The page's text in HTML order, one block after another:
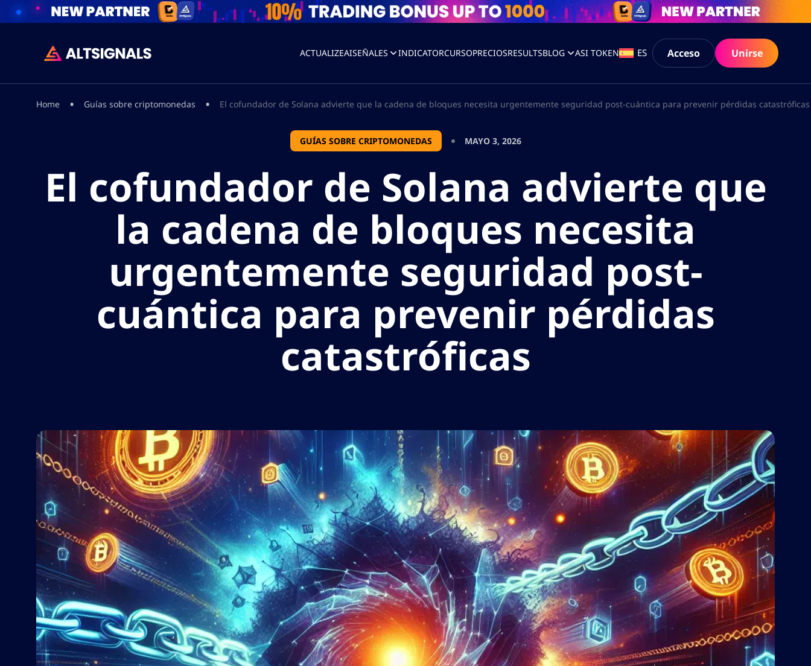
ACTUALIZEAISEÑALES INDICATORCURSOPRECIOSRESULTSBLOG ASI TOKEN ES Acceso Unirse
Home • Guías sobre criptomonedas • El cofundador de Solana advierte que la cadena de bloques necesita urgentemente seguridad post-cuántica para prevenir pérdidas catastróficas
GUÍAS SOBRE CRIPTOMONEDAS MAYO 3, 2026
El cofundador de Solana advierte que
la cadena de bloques necesita
urgentemente seguridad post-
cuántica para prevenir pérdidas
catastróficas